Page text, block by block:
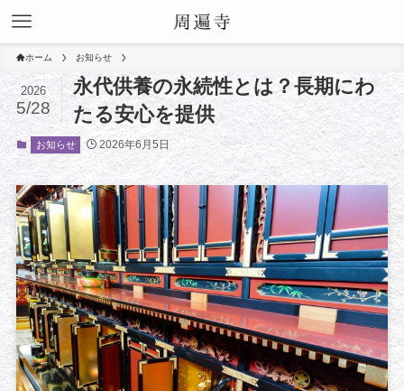
ホーム お知らせ
永代供養の永続性とは？長期にわ
たる安心を提供
2026
5/28
お知らせ 2026年6月5日